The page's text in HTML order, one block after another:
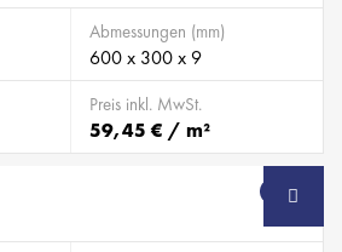
Abmessungen (mm)
600 x 300 x 9
Preis inkl. MwSt.
59,45 € / m²
SB